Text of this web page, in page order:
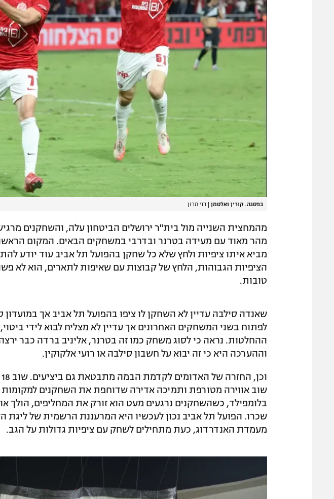
בפסגה. קורין ואלטמן | דני מרון
מהמחצית השנייה מול בית"ר ירושלים הביטחון עלה, והשחקנים
מהר מאוד עם מעידה בטרנר ובדרבי במשחקים הבאים. המקום
מביא איתו ציפיות ולחץ שלא כל שחקן בהפועל תל אביב עוד יודע
הציפיות הגבוהות, הלחץ של קבוצות עם שאיפות לתארים, הוא לא
טובות.
שאנדה סילבה עדיין לא השחקן לו ציפו בהפועל תל אביב אך במועדון
לפתוח בשני המשחקים האחרונים אך עדיין לא מצליח לבוא לידי
ההחלטות. נראה כי לסוג משחק כמו זה בטרנר, אליניב ברדה כבר ירצה
וההערכה היא כי זה יבוא על חשבון סילבה או רועי אלקוקין.
שוב אווירה מטורפת ותמיכה אדירה שדוחפת את השחקנים
בלומפילד, כשהשחקנים נרגעים מעט הוא זורק את המחליפים, הולך
שכרו. הפועל תל אביב נכון לעכשיו היא המרעננת הרשמית של ליגת
מעמדת האנדרדוג, כעת מתחילים לשחק עם ציפיות גדולות על הגב.